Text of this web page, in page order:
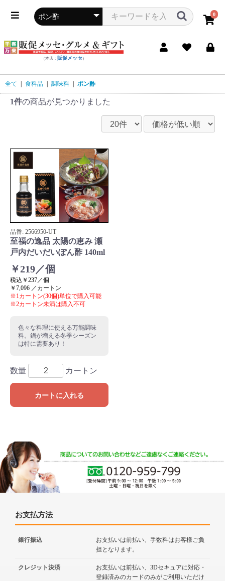
0
（本店： 販促メッセ）
全て 食料品 調味料 ポン酢
1件の商品が見つかりました
品番: 2566950-UT
至福の逸品 太陽の恵み 瀬
戸内だいだいぽん酢 140ml
￥219／個
税込￥237／個
￥7,096 ／カートン
※1カートン(30個)単位で購入可能
※2カートン未満は購入不可
色々な料理に使える万能調味
料。鍋が増える冬季シーズン
は特に需要あり！
数量 カートン
カートに入れる
お支払方法
銀行振込
お支払いは前払い、手数料はお客様ご負
担となります。
クレジット決済
お支払いは前払い、3Dセキュアに対応・
登録済みのカードのみがご利用いただけ